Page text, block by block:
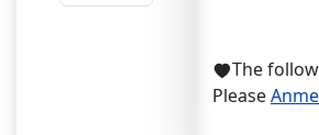
The
Please